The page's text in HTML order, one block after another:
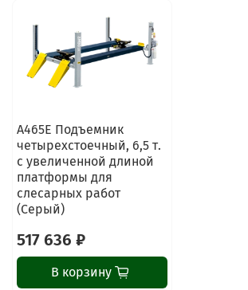
A465E Подъемник
четырехстоечный, 6,5 т.
с увеличенной длиной
платформы для
слесарных работ
(Серый)
517 636 ₽
В корзину
ChatApp
online
Наши мессенджеры
Свяжитесь с нами через любой
мессенджер!
Отдел продаж и сервис